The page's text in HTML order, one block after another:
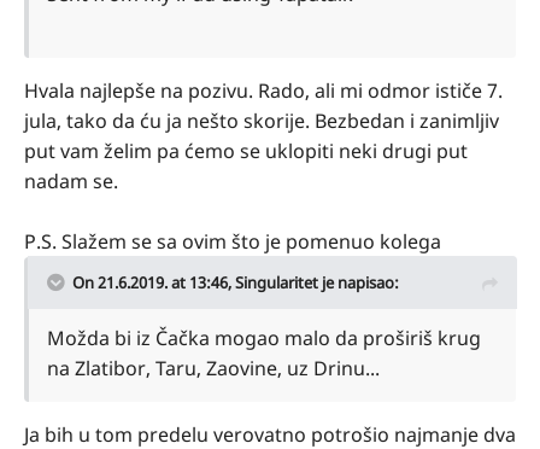
Hvala najlepše na pozivu. Rado, ali mi odmor ističe 7.
jula, tako da ću ja nešto skorije. Bezbedan i zanimljiv
put vam želim pa ćemo se uklopiti neki drugi put
nadam se.
P.S. Slažem se sa ovim što je pomenuo kolega
On 21.6.2019. at 13:46,Singularitet je napisao:
Možda bi iz Čačka mogao malo da proširiš krug
na Zlatibor, Taru, Zaovine, uz Drinu...
Ja bih u tom predelu verovatno potrošio najmanje dva